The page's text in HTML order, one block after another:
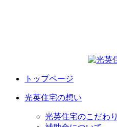
トップページ
光英住宅の想い
光英住宅のこだわり